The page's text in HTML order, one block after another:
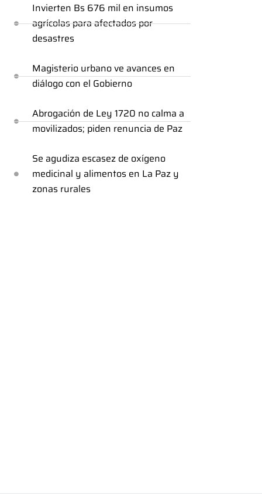
Invierten Bs 676 mil en insumos
agrícolas para afectados por
desastres
Magisterio urbano ve avances en
diálogo con el Gobierno
Abrogación de Ley 1720 no calma a
movilizados; piden renuncia de Paz
Se agudiza escasez de oxígeno
medicinal y alimentos en La Paz y
zonas rurales